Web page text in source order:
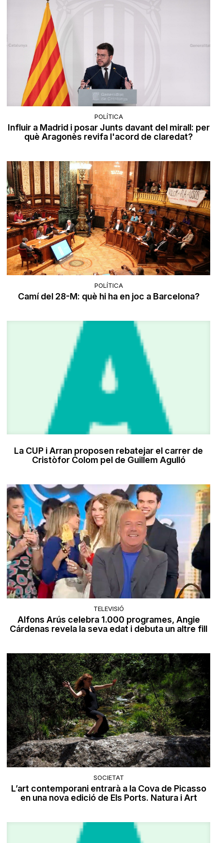
POLÍTICA
Influir a Madrid i posar Junts davant del mirall: per
què Aragonès revifa l'acord de claredat?
POLÍTICA
Camí del 28-M: què hi ha en joc a Barcelona?
La CUP i Arran proposen rebatejar el carrer de
Cristòfor Colom pel de Guillem Agulló
TELEVISIÓ
Alfons Arús celebra 1.000 programes, Angie
Cárdenas revela la seva edat i debuta un altre fill
SOCIETAT
L’art contemporani entrarà a la Cova de Picasso
en una nova edició de Els Ports. Natura i Art